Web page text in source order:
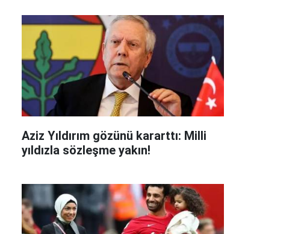
Aziz Yıldırım gözünü kararttı: Milli
yıldızla sözleşme yakın!